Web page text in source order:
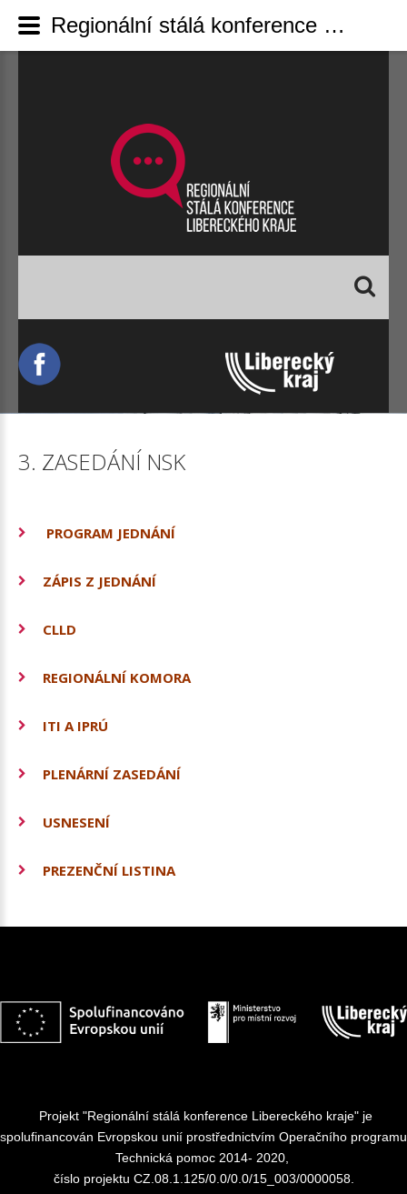
3. ZASEDÁNÍ NSK
PROGRAM JEDNÁNÍ
ZÁPIS Z JEDNÁNÍ
CLLD
REGIONÁLNÍ KOMORA
ITI A IPRÚ
PLENÁRNÍ ZASEDÁNÍ
USNESENÍ
PREZENČNÍ LISTINA
Projekt "Regionální stálá konference Libereckého kraje" je
spolufinancován Evropskou unií prostřednictvím Operačního programu
Technická pomoc 2014- 2020,
číslo projektu CZ.08.1.125/0.0/0.0/15_003/0000058.
Regionální stálá konference Libereckého kraje - 3. zasedání NSK